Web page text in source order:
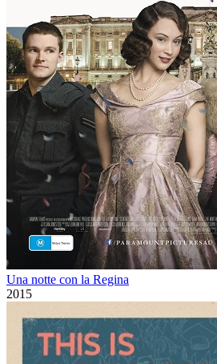
Una notte con la Regina
2015